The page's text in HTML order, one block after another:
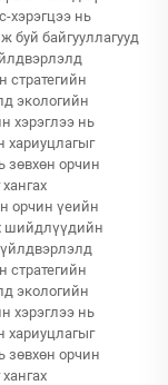
хэрэгцээ нь
буй байгууллагууд
стратегийн
экологийн
хэрэглээ нь
хариуцлагыг
зөвхөн орчин
орчин үеийн
шийдлүүдийн
үйлдвэрлэлд
стратегийн
экологийн
хэрэглээ нь
хариуцлагыг
зөвхөн орчин